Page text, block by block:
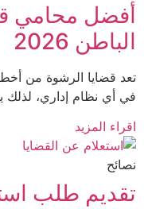
محامي
2026
قضايا الرشوة من أخطر
نظام إداري، لذلك
المزيد
طلب